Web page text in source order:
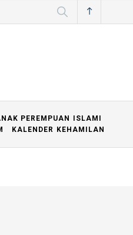
PEREMPUAN ISLAMI
KALENDER KEHAMILAN